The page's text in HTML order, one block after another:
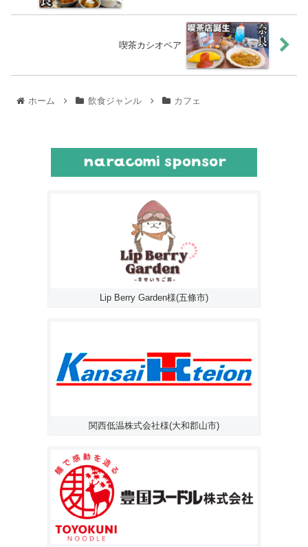
喫茶カシオペア
ホーム 飲食ジャンル カフェ
Lip Berry Garden様(五條市)
関西低温株式会社様(大和郡山市)